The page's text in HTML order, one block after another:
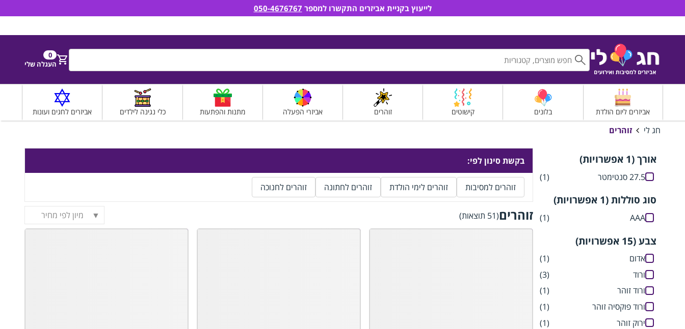
חפש0
העגלה שלי
אביזרים ליום הולדת בלונים קישוטים זוהרים אביזרי הפעלה מתנות והפתעות כלי נגינה לילדים אביזרים לחגים ועונות
חג לי זוהרים
אורך (1 אפשרויות)
27.5 סנטימטר (1)
סוג סוללות (1 אפשרויות)
AAA
(1)
צבע (15 אפשרויות)
אדום
(1)
ורוד
(3)
ורוד זוהר
(1)
ורוד פוקסיה זוהר
(1)
ירוק זוהר
(1)
בקשת סינון לפי:
זוהרים למסיבות זוהרים לימי הולדת זוהרים לחתונה זוהרים לחנוכה
זוהרים(51 תוצאות) מיון לפי מחיר
לייעוץ בקניית אביזרים התקשרו למספר 050-4676767